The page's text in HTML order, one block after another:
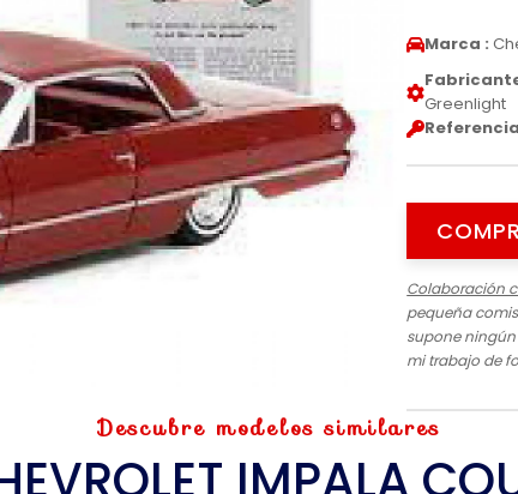
Marca :
Greenlight
Colaboración
pequeña
supone
mi trabajo de
Descubre modelos similares